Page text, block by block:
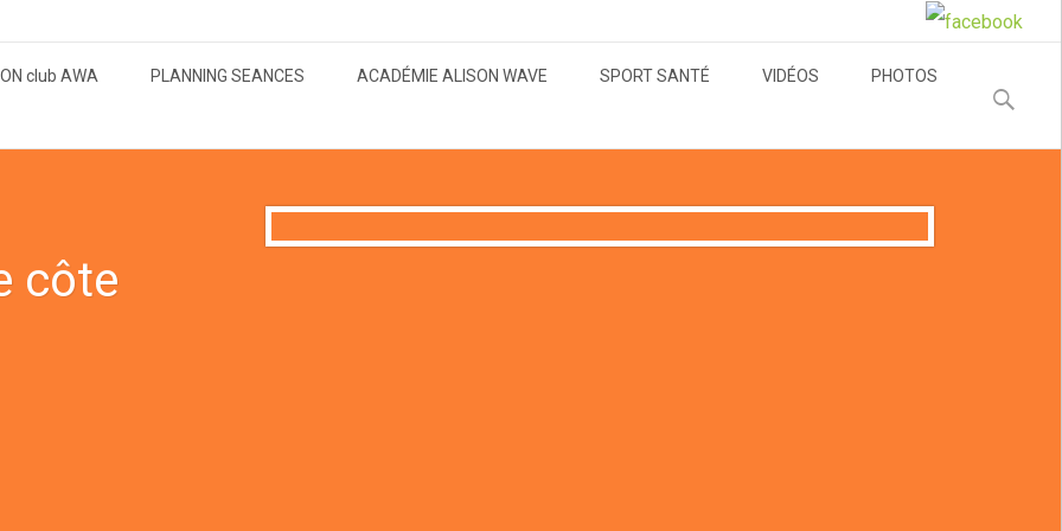
club AWA PLANNING SEANCES ACADÉMIE ALISON WAVE SPORT SANTÉ VIDÉOS PHOTOS
côte